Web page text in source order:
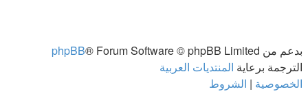
بدعم من phpBB® Forum Software © phpBB Limited
الترجمة برعاية المنتديات العربية
الخصوصية | الشروط